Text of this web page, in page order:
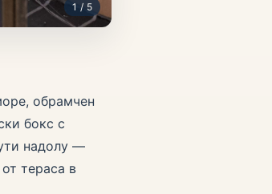
1 / 5
обрамчен
бокс с
надолу —
тераса в